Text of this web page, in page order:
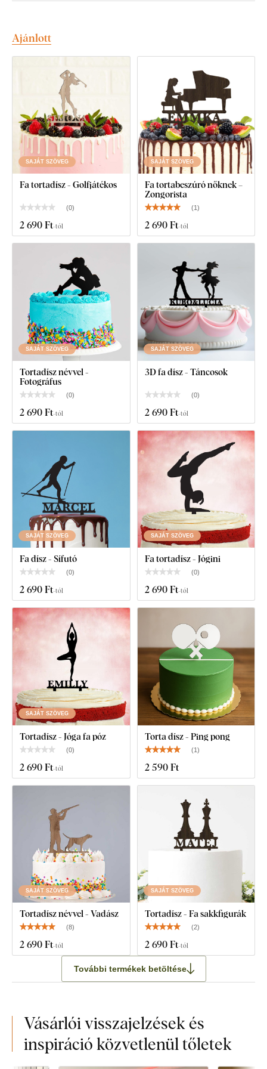
Ajánlott
SAJÁT SZÖVEG
Fa tortadísz - Golfjátékos
(0)
2 690 Ft-tól
SAJÁT SZÖVEG
Fa tortabeszúró nőknek –
Zongorista
(1)
2 690 Ft-tól
SAJÁT SZÖVEG
Tortadísz névvel -
Fotográfus
(0)
2 690 Ft-tól
SAJÁT SZÖVEG
3D fa dísz - Táncosok
(0)
2 690 Ft-tól
SAJÁT SZÖVEG
Fa dísz - Sífutó
(0)
2 690 Ft-tól
SAJÁT SZÖVEG
Fa tortadísz - Jógini
(0)
2 690 Ft-tól
SAJÁT SZÖVEG
Tortadísz - Jóga fa póz
(0)
2 690 Ft-tól
Torta dísz - Ping pong
(1)
2 590 Ft
SAJÁT SZÖVEG
Tortadísz névvel - Vadász
(8)
2 690 Ft-tól
SAJÁT SZÖVEG
Tortadísz - Fa sakkfigurák
(2)
2 690 Ft-tól
További termékek betöltése
Vásárlói visszajelzések és
inspiráció közvetlenül tőletek